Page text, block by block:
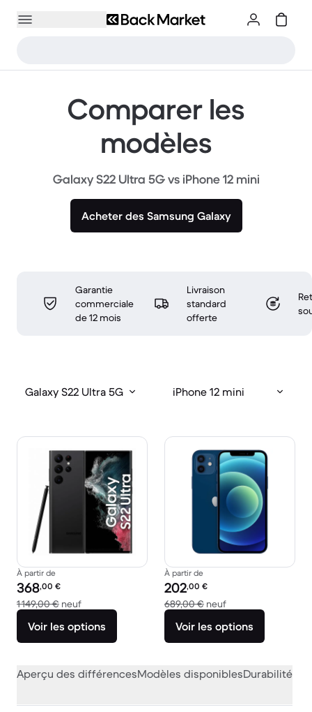
Comparer les
modèles
Galaxy S22 Ultra 5G vs iPhone 12 mini
Acheter des Samsung Galaxy
Garantie
commerciale
de 12 mois
Livraison
standard
offerte
Galaxy S22 Ultra 5G iPhone 12 mini
À partir de
Prix reconditionné :
368,00 €
1 149,00 € neufcontre 1 149,00 € neuf
Voir les options
À partir de
Prix reconditionné :
202,00 €
689,00 € neufcontre 689,00 €
Voir les options
Aperçu des différencesModèles disponiblesDurabilité